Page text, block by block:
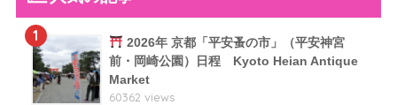
1
2026年 京都「平安蚤の市」（平安神宮
前・岡崎公園）日程 Kyoto Heian Antique
Market
60362 views